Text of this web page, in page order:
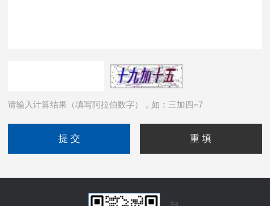
请输入计算结果（填写阿拉伯数字），如：三加四=7